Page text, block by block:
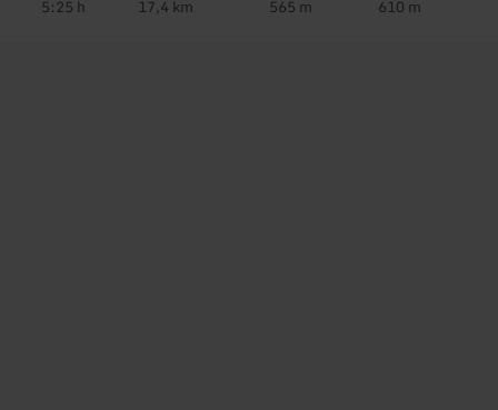
5:25 h 17,4 km 565 m 610 m